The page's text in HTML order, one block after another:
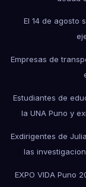
El 14 de agosto
Empresas de
Estudiantes de
la UNA Puno y
Exdirigentes de
las
EXPO VIDA Puno